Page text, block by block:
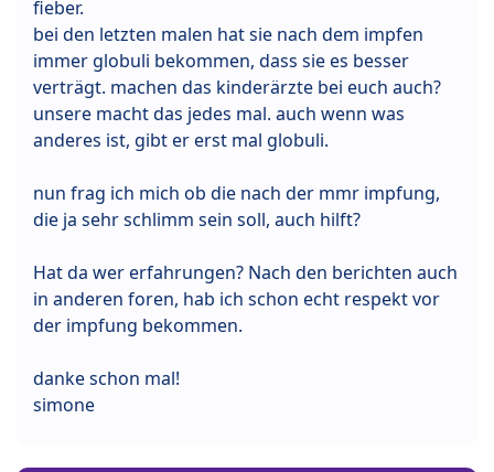
fieber.
bei den letzten malen hat sie nach dem impfen
immer globuli bekommen, dass sie es besser
verträgt. machen das kinderärzte bei euch auch?
unsere macht das jedes mal. auch wenn was
anderes ist, gibt er erst mal globuli.
nun frag ich mich ob die nach der mmr impfung,
die ja sehr schlimm sein soll, auch hilft?
Hat da wer erfahrungen? Nach den berichten auch
in anderen foren, hab ich schon echt respekt vor
der impfung bekommen.
danke schon mal!
simone